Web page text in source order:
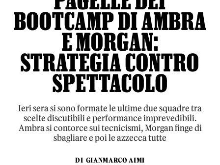
BOOTCAMP DI AMBRA
E MORGAN:
STRATEGIA CONTRO
SPETTACOLO
Ieri sera si sono formate le ultime due squadre tra
scelte discutibili e performance imprevedibili.
Ambra si contorce sui tecnicismi, Morgan finge di
sbagliare e poi le azzecca tutte
DI GIANMARCO AIMI